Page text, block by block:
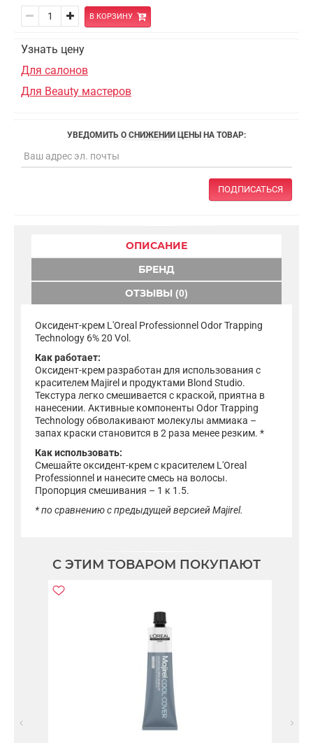
В КОРЗИНУ
Узнать цену
Для салонов
Для Beauty мастеров
УВЕДОМИТЬ О СНИЖЕНИИ ЦЕНЫ НА ТОВАР:
ПОДПИСАТЬСЯ
ОПИСАНИЕ
БРЕНД
ОТЗЫВЫ (0)
Оксидент-крем L'Oreal Professionnel Odor Trapping
Technology 6% 20 Vol.
Как работает:
Оксидент-крем разработан для использования с
красителем Majirel и продуктами Blond Studio.
Текстура легко смешивается с краской, приятна в
нанесении. Активные компоненты Odor Trapping
Technology обволакивают молекулы аммиака –
запах краски становится в 2 раза менее резким. *
Как использовать:
Смешайте оксидент-крем с красителем L'Oreal
Professionnel и нанесите смесь на волосы.
Пропорция смешивания – 1 к 1.5.
* по сравнению с предыдущей версией Majirel.
С ЭТИМ ТОВАРОМ ПОКУПАЮТ